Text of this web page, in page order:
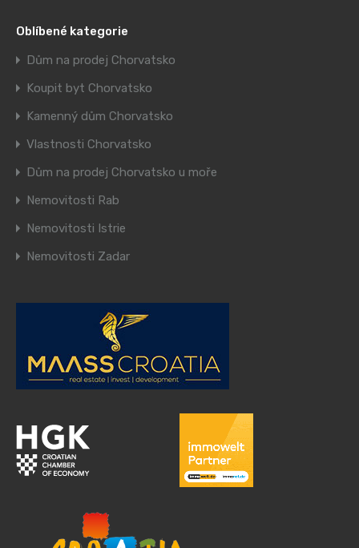
Oblíbené kategorie
Dům na prodej Chorvatsko
Koupit byt Chorvatsko
Kamenný dům Chorvatsko
Vlastnosti Chorvatsko
Dům na prodej Chorvatsko u moře
Nemovitosti Rab
Nemovitosti Istrie
Nemovitosti Zadar